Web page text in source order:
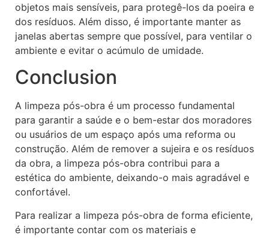
objetos mais sensíveis, para protegê-los da poeira e
dos resíduos. Além disso, é importante manter as
janelas abertas sempre que possível, para ventilar o
ambiente e evitar o acúmulo de umidade.
Conclusion
A limpeza pós-obra é um processo fundamental
para garantir a saúde e o bem-estar dos moradores
ou usuários de um espaço após uma reforma ou
construção. Além de remover a sujeira e os resíduos
da obra, a limpeza pós-obra contribui para a
estética do ambiente, deixando-o mais agradável e
confortável.
Para realizar a limpeza pós-obra de forma eficiente,
é importante contar com os materiais e